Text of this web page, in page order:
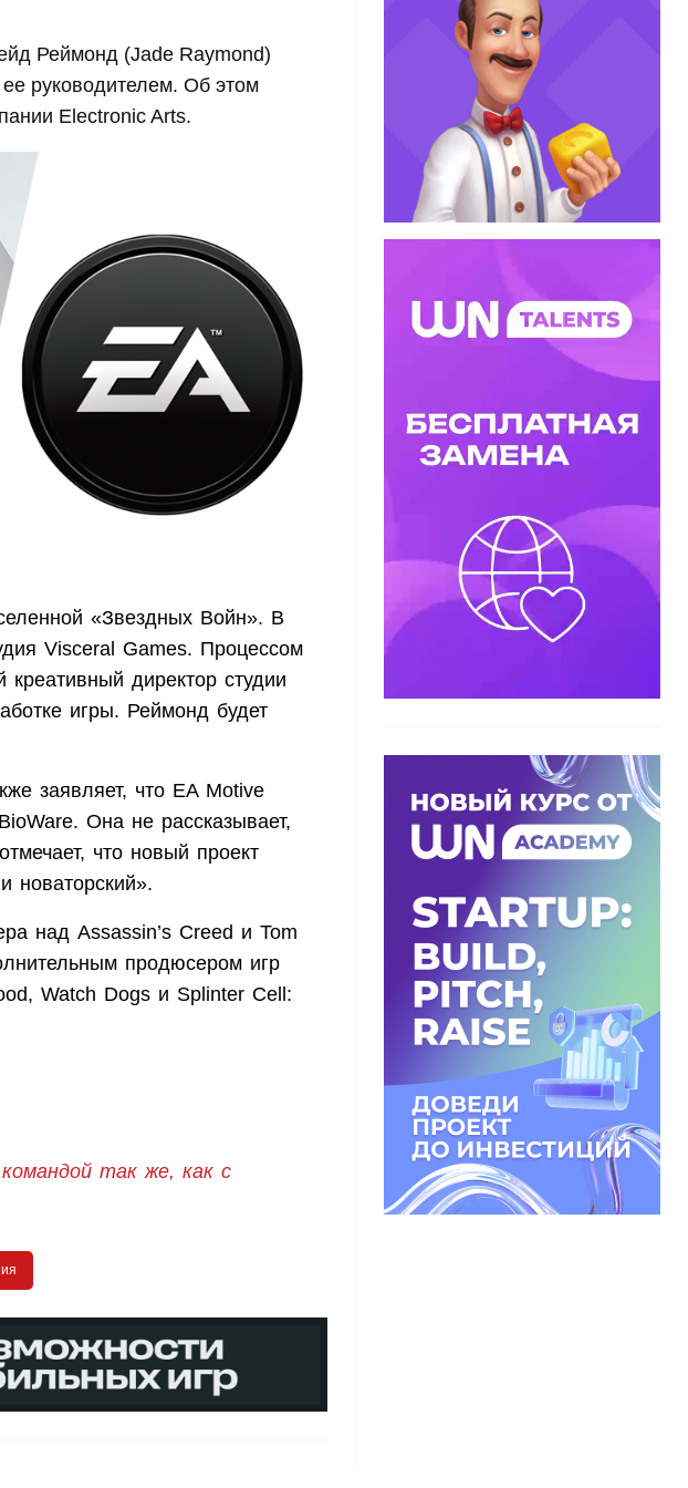
Реймонд (Jade Raymond)
руководителем. Об этом
Electronic Arts.
«Звездных Войн». В
Visceral Games. Процессом
директор студии
игры. Реймонд будет
заявляет, что EA Motive
Она не рассказывает,
что новый проект
новаторский».
над Assassin’s Creed и Tom
продюсером игр
Watch Dogs и Splinter Cell:
так же, как с